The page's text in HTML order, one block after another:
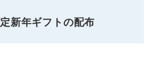
新年ギフトの配布